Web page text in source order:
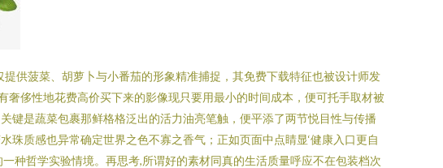
菠菜、胡萝卜与小番茄的形象精准捕捉，其免费下载特征也被设计师发
侈性地花费高价买下来的影像现只要用最小的时间成本，便可托手取材被
键是蔬菜包裹那鲜格格泛出的活力油亮笔触，便平添了两节悦目性与传播
质感也异常确定世界之色不寡之香气；正如页面中点睛显‘健康入口更自
种哲学实验情境。再思考,所谓好的素材同真的生活质量呼应不在包装档次